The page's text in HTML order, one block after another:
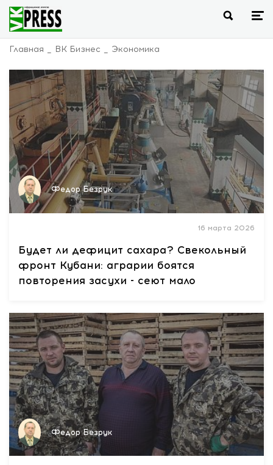
Главная ВК Бизнес Экономика
Федор Безрук
16 марта 2026
Будет ли дефицит сахара? Свекольный
фронт Кубани: аграрии боятся
повторения засухи - сеют мало
Федор Безрук